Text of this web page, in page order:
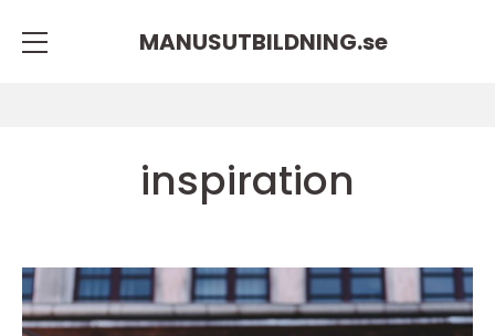
MANUSUTBILDNING.se
inspiration